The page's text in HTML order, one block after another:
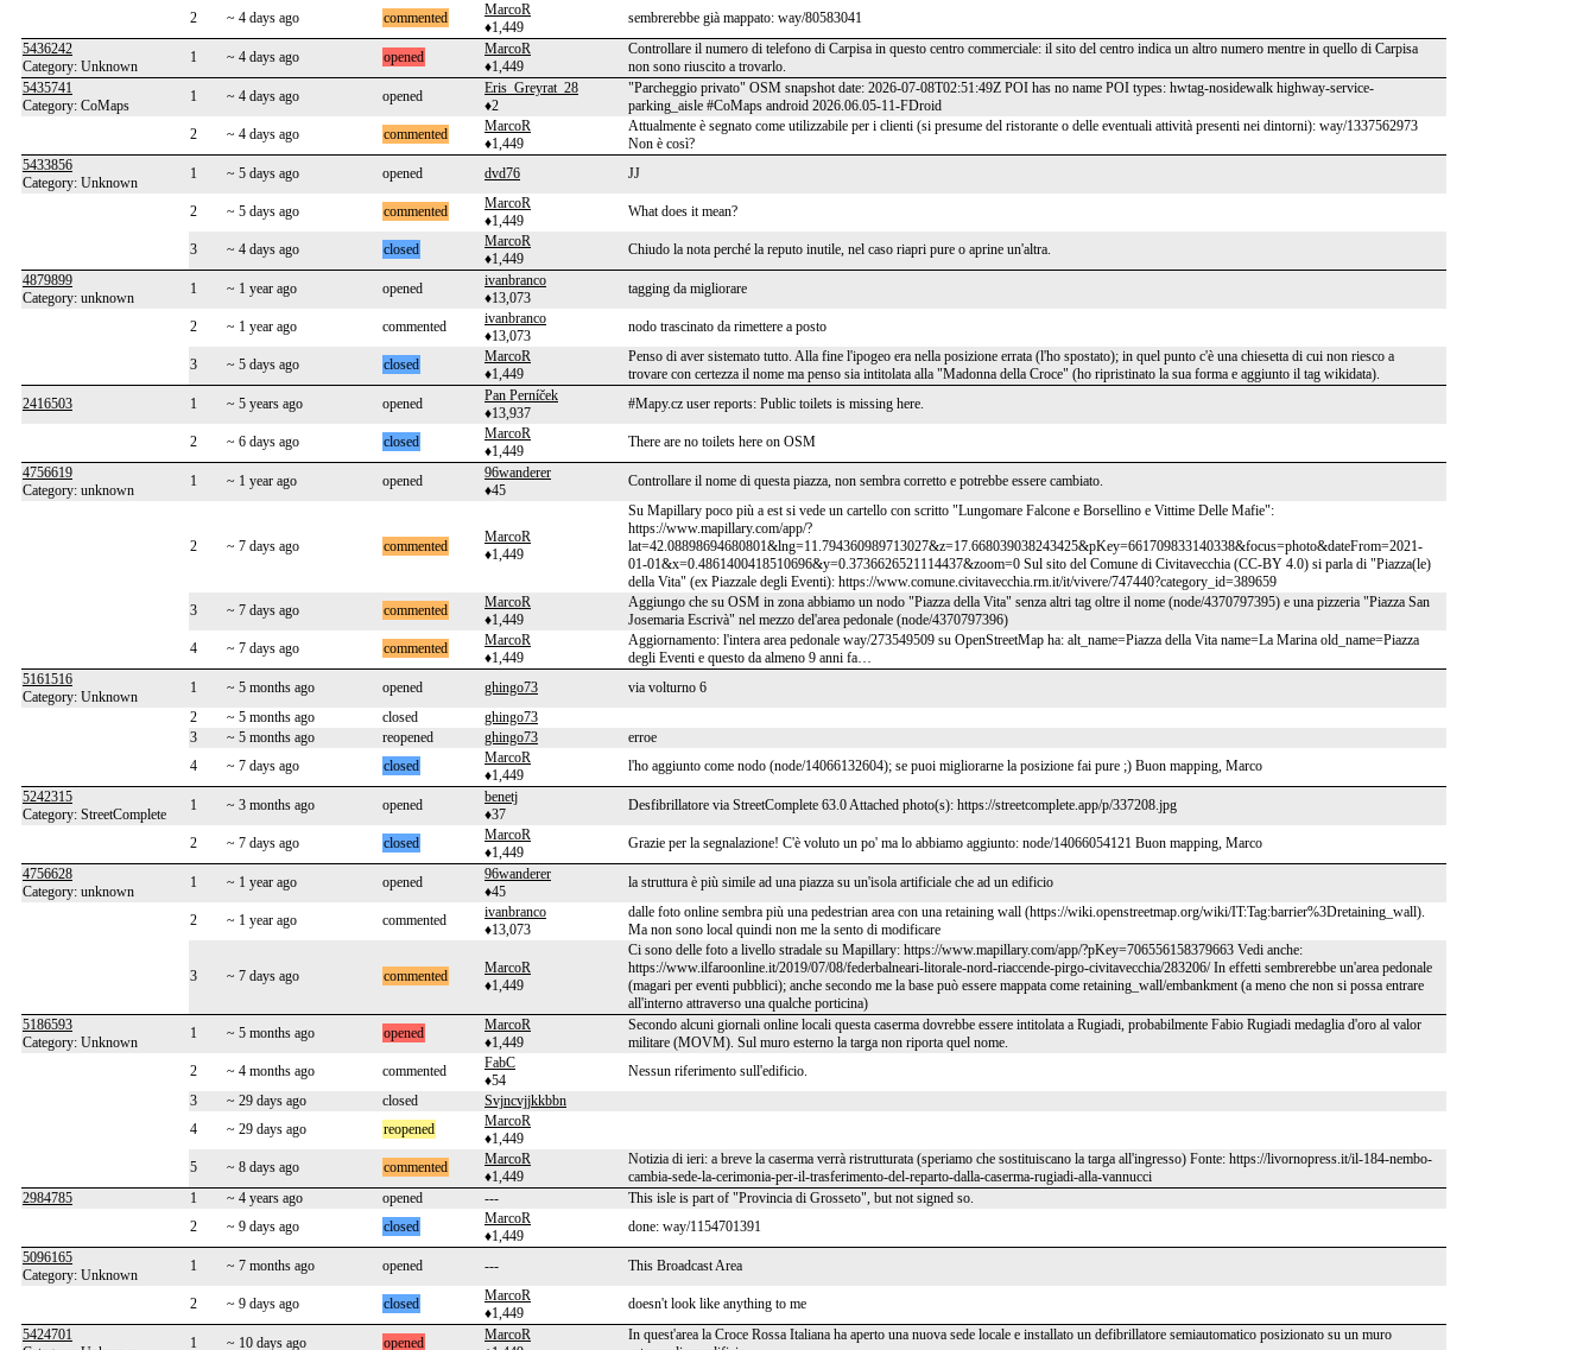
2 ~ 4 days ago commented
MarcoR
♦1,449
sembrerebbe già mappato: way/80583041
5436242
Category: Unknown
1 ~ 4 days ago opened
MarcoR
♦1,449
Controllare il numero di telefono di Carpisa in questo centro commerciale: il sito del centro indica un altro numero mentre in quello di Carpisa
non sono riuscito a trovarlo.
5435741
Category: CoMaps
1 ~ 4 days ago opened
Eris_Greyrat_28
♦2
"Parcheggio privato" OSM snapshot date: 2026-07-08T02:51:49Z POI has no name POI types: hwtag-nosidewalk highway-service-
parking_aisle #CoMaps android 2026.06.05-11-FDroid
2
~ 4 days ago commented
MarcoR
♦1,449
Attualmente è segnato come utilizzabile per i clienti (si presume del ristorante o delle eventuali attività presenti nei dintorni): way/1337562973
Non è così?
5433856
Category: Unknown
1 ~ 5 days ago opened dvd76 JJ
2 ~ 5 days ago commented
MarcoR
♦1,449
What does it mean?
3 ~ 4 days ago closed
MarcoR
♦1,449
Chiudo la nota perché la reputo inutile, nel caso riapri pure o aprine un'altra.
4879899
Category: unknown
1 ~ 1 year ago opened
ivanbranco
♦13,073
tagging da migliorare
2 ~ 1 year ago commented
ivanbranco
♦13,073
nodo trascinato da rimettere a posto
3 ~ 5 days ago closed
MarcoR
♦1,449
Penso di aver sistemato tutto. Alla fine l'ipogeo era nella posizione errata (l'ho spostato); in quel punto c'è una chiesetta di cui non riesco a
trovare con certezza il nome ma penso sia intitolata alla "Madonna della Croce" (ho ripristinato la sua forma e aggiunto il tag wikidata).
2416503
1 ~ 5 years ago opened
Pan Perníček
♦13,937
#Mapy.cz user reports: Public toilets is missing here.
2 ~ 6 days ago closed
MarcoR
♦1,449
There are no toilets here on OSM
4756619
Category: unknown
1 ~ 1 year ago opened
96wanderer
♦45
Controllare il nome di questa piazza, non sembra corretto e potrebbe essere cambiato.
2 ~ 7 days ago commented
MarcoR
♦1,449
Su Mapillary poco più a est si vede un cartello con scritto "Lungomare Falcone e Borsellino e Vittime Delle Mafie":
https://www.mapillary.com/app/?
lat=42.08898694680801&lng=11.794360989713027&z=17.668039038243425&pKey=661709833140338&focus=photo&dateFrom=2021-
01-01&x=0.4861400418510696&y=0.3736626521114437&zoom=0 Sul sito del Comune di Civitavecchia (CC-BY 4.0) si parla di "Piazza(le)
della Vita" (ex Piazzale degli Eventi): https://www.comune.civitavecchia.rm.it/it/vivere/747440?category_id=389659
3
~ 7 days ago commented
MarcoR
♦1,449
Aggiungo che su OSM in zona abbiamo un nodo "Piazza della Vita" senza altri tag oltre il nome (node/4370797395) e una pizzeria "Piazza San
Josemaria Escrivà" nel mezzo del'area pedonale (node/4370797396)
4
~ 7 days ago commented
MarcoR
♦1,449
Aggiornamento: l'intera area pedonale way/273549509 su OpenStreetMap ha: alt_name=Piazza della Vita name=La Marina old_name=Piazza
degli Eventi e questo da almeno 9 anni fa…
5161516
Category: Unknown
1 ~ 5 months ago opened ghingo73
via volturno 6
2
~ 5 months ago closed
ghingo73
3
~ 5 months ago reopened ghingo73
erroe
4
~ 7 days ago closed
MarcoR
♦1,449
l'ho aggiunto come nodo (node/14066132604); se puoi migliorarne la posizione fai pure ;) Buon mapping, Marco
5242315
Category: StreetComplete
1 ~ 3 months ago opened
benetj
♦37
Desfibrillatore via StreetComplete 63.0 Attached photo(s): https://streetcomplete.app/p/337208.jpg
2 ~ 7 days ago closed
MarcoR
♦1,449
Grazie per la segnalazione! C'è voluto un po' ma lo abbiamo aggiunto: node/14066054121 Buon mapping, Marco
4756628
Category: unknown
1 ~ 1 year ago opened
96wanderer
♦45
la struttura è più simile ad una piazza su un'isola artificiale che ad un edificio
2 ~ 1 year ago commented
ivanbranco
♦13,073
dalle foto online sembra più una pedestrian area con una retaining wall (https://wiki.openstreetmap.org/wiki/IT:Tag:barrier%3Dretaining_wall).
Ma non sono local quindi non me la sento di modificare
3 ~ 7 days ago commented
MarcoR
♦1,449
Ci sono delle foto a livello stradale su Mapillary: https://www.mapillary.com/app/?pKey=706556158379663 Vedi anche:
https://www.ilfaroonline.it/2019/07/08/federbalneari-litorale-nord-riaccende-pirgo-civitavecchia/283206/ In effetti sembrerebbe un'area pedonale
(magari per eventi pubblici); anche secondo me la base può essere mappata come retaining_wall/embankment (a meno che non si possa entrare
all'interno attraverso una qualche porticina)
5186593
Category: Unknown
1 ~ 5 months ago opened
MarcoR
♦1,449
Secondo alcuni giornali online locali questa caserma dovrebbe essere intitolata a Rugiadi, probabilmente Fabio Rugiadi medaglia d'oro al valor
militare (MOVM). Sul muro esterno la targa non riporta quel nome.
2
~ 4 months ago commented
FabC
♦54
Nessun riferimento sull'edificio.
3
~ 29 days ago closed
Svjncvjjkkbbn
4
~ 29 days ago reopened
MarcoR
♦1,449
5
~ 8 days ago commented
MarcoR
♦1,449
Notizia di ieri: a breve la caserma verrà ristrutturata (speriamo che sostituiscano la targa all'ingresso) Fonte: https://livornopress.it/il-184-nembo-
cambia-sede-la-cerimonia-per-il-trasferimento-del-reparto-dalla-caserma-rugiadi-alla-vannucci
2984785
1 ~ 4 years ago opened ---
This isle is part of "Provincia di Grosseto", but not signed so.
2
~ 9 days ago closed
MarcoR
♦1,449
done: way/1154701391
5096165
Category: Unknown
1 ~ 7 months ago opened --- This Broadcast Area
2 ~ 9 days ago closed
MarcoR
♦1,449
doesn't look like anything to me
5424701
1 ~ 10 days ago opened
MarcoR
In quest'area la Croce Rossa Italiana ha aperto una nuova sede locale e installato un defibrillatore semiautomatico posizionato su un muro